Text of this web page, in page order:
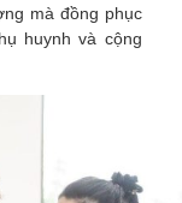
mà đồng phục
huynh và cộng